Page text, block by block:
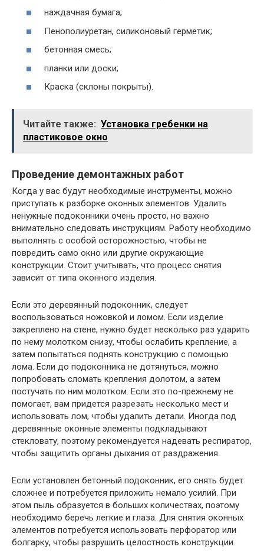
наждачная бумага;
Пенополиуретан, силиконовый герметик;
бетонная смесь;
планки или доски;
Краска (склоны покрыты).
Читайте также: Установка гребенки на
пластиковое окно
Проведение демонтажных работ
Когда у вас будут необходимые инструменты, можно
приступать к разборке оконных элементов. Удалить
ненужные подоконники очень просто, но важно
внимательно следовать инструкциям. Работу необходимо
выполнять с особой осторожностью, чтобы не
повредить само окно или другие окружающие
конструкции. Стоит учитывать, что процесс снятия
зависит от типа оконного изделия.
Если это деревянный подоконник, следует
воспользоваться ножовкой и ломом. Если изделие
закреплено на стене, нужно будет несколько раз ударить
по нему молотком снизу, чтобы ослабить крепление, а
затем попытаться поднять конструкцию с помощью
лома. Если до подоконника не дотянуться, можно
попробовать сломать крепления долотом, а затем
постучать по ним молотком. Если это по-прежнему не
помогает, вам придется разрезать несколько мест и
использовать лом, чтобы удалить детали. Иногда под
деревянные оконные элементы подкладывают
стекловату, поэтому рекомендуется надевать респиратор,
чтобы защитить органы дыхания от раздражения.
Если установлен бетонный подоконник, его снять будет
сложнее и потребуется приложить немало усилий. При
этом пыль образуется в больших количествах, поэтому
необходимо беречь легкие и глаза. Для снятия оконных
элементов потребуется использовать перфоратор или
болгарку, чтобы разрушить целостность конструкции.